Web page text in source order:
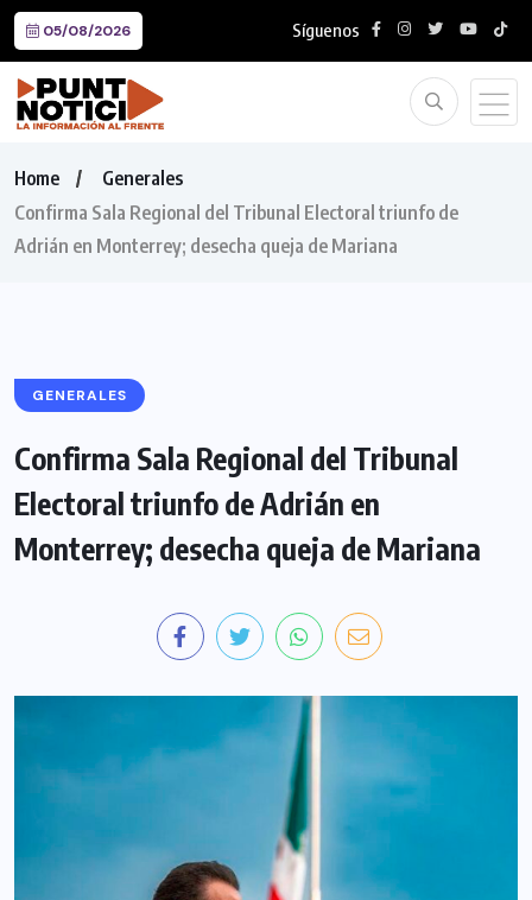
05/08/2026 Síguenos
Home
Generales
Confirma Sala Regional del Tribunal Electoral triunfo de
Adrián en Monterrey; desecha queja de Mariana
GENERALES
Confirma Sala Regional del Tribunal
Electoral triunfo de Adrián en
Monterrey; desecha queja de Mariana